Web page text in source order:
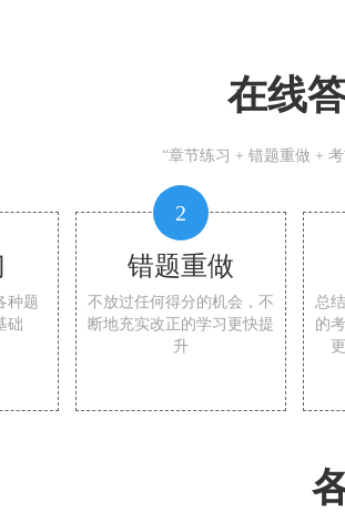
在线
“章节练习 + 错题重做 +
种题
础
2
错题重做
不放过任何得分的机会，不
断地充实改正的学习更快提
升
总
的